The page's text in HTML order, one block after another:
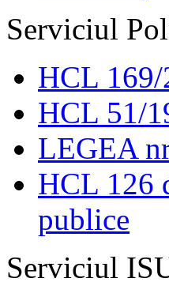
Serviciul
HCL
HCL 51/
LEGEA
HCL 126
publice
Serviciul